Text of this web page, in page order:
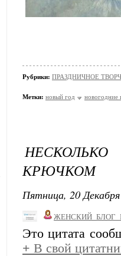
Рубрики: ПРАЗДНИЧНОЕ
Метки: новый год новогодние
КРЮЧКОМ
Пятница, 20
Это цитата
+ В свой